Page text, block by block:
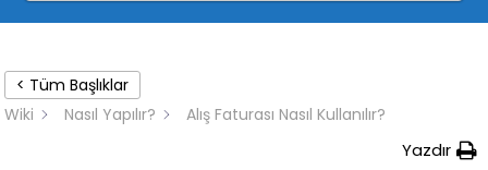
< Tüm Başlıklar
Wiki
Nasıl Yapılır? Alış Faturası Nasıl Kullanılır?
Yazdır